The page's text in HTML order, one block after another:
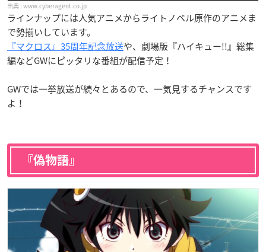
www.cyberagent.co.jp
ラインナップには人気アニメからライトノベル原作のアニメま
で勢揃いしています。
『マクロス』35周年記念放送や、劇場版『ハイキュー!!』総集
編などGWにピッタリな番組が配信予定！
GWでは一挙放送が続々とあるので、一気見するチャンスです
よ！
『偽物語』